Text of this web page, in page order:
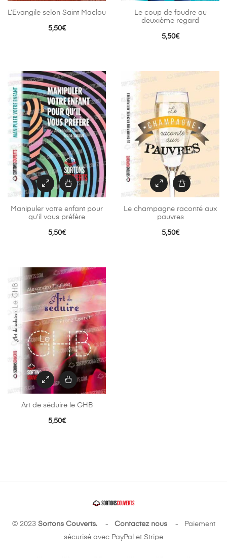
L’Evangile selon Saint Maclou
5,50€
Le coup de foudre au
deuxième regard
5,50€
Manipuler votre enfant pour
qu’il vous préfère
5,50€
Le champagne raconté aux
pauvres
5,50€
Art de séduire le GHB
5,50€
© 2023 Sortons Couverts.- Contactez nous- Paiement
sécurisé avec PayPal et Stripe